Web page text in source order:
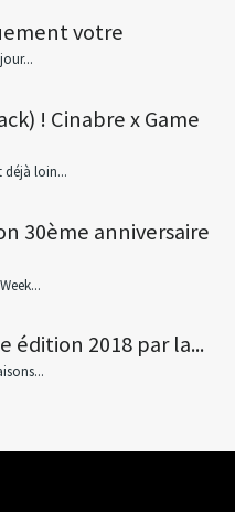
votre
! Cinabre x Game
déjà loin...
30ème anniversaire
édition 2018 par la...